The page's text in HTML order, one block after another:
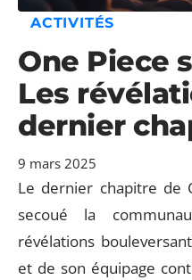
ACTIVITÉS
One Piece
Les
dernier
9 mars 2025
Le dernier chapitre de
secoué la
révélations
et de son équipage